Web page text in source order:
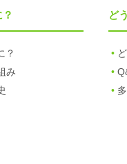
？
み
ど